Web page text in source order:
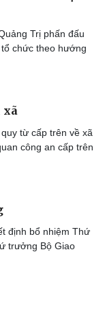
Trị phấn đấu
chức theo hướng
từ cấp trên về xã
công an cấp trên